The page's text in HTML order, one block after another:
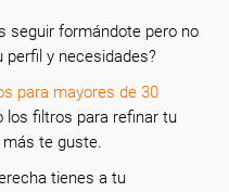
seguir formándote pero no
y necesidades?
para mayores de 30
los filtros para refinar tu
te guste.
tienes a tu